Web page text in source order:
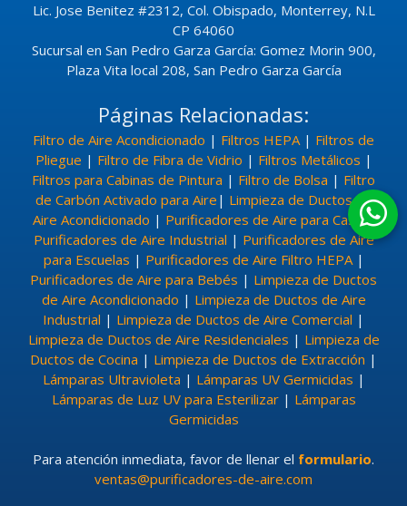
Lic. Jose Benitez #2312, Col. Obispado, Monterrey, N.L
CP 64060
Sucursal en San Pedro Garza García: Gomez Morin 900,
Plaza Vita local 208, San Pedro Garza García
Páginas Relacionadas:
Filtro de Aire Acondicionado | Filtros HEPA| Filtros de
Pliegue | Filtro de Fibra de Vidrio | Filtros Metálicos |
Filtros para Cabinas de Pintura | Filtro de Bolsa | Filtro
de Carbón Activado para Aire | Limpieza de Ductos de
Aire Acondicionado | Purificadores de Aire para Casa|
Purificadores de Aire Industrial | Purificadores de Aire
para Escuelas | Purificadores de Aire Filtro HEPA|
Purificadores de Aire para Bebés | Limpieza de Ductos
de Aire Acondicionado | Limpieza de Ductos de Aire
Industrial | Limpieza de Ductos de Aire Comercial |
Limpieza de Ductos de Aire Residenciales | Limpieza de
Ductos de Cocina | Limpieza de Ductos de Extracción |
Lámparas Ultravioleta | Lámparas UV Germicidas |
Lámparas de Luz UV para Esterilizar| Lámparas
Germicidas
Para atención inmediata, favor de llenar el formulario.
ventas@purificadores-de-aire.com